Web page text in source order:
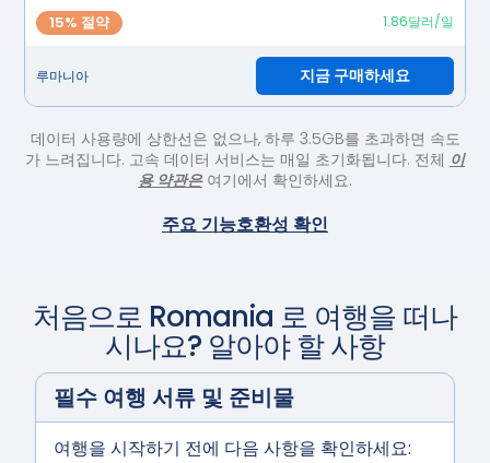
15% 절약 1.86달러/일
루마니아 지금 구매하세요
데이터 사용량에 상한선은 없으나, 하루 3.5GB를 초과하면 속도
가 느려집니다. 고속 데이터 서비스는 매일 초기화됩니다. 전체 이
용 약관은여기에서 확인하세요.
주요 기능호환성 확인
처음으로 Romania 로 여행을 떠나
시나요? 알아야 할 사항
필수 여행 서류 및 준비물
여행을 시작하기 전에 다음 사항을 확인하세요: